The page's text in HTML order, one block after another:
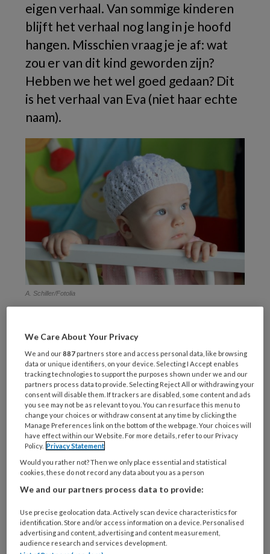
eigen verhaal. Van sommige kinderen
blijft het verhaal nog lang in je hoofd
hangen. Misschien vraag je je af: wat
zou er van dit kind geworden zijn?
Hebben we het wel goed gedaan? Dit
is het verhaal van Eva (niet haar echte
naam).
A. Schiller/Fotolia
REGISTREREN
Wil je dit artikel lezen?
Maak gratis een account aan en lees 2
artikelen gratis per maand
Al een account of abonnement?Log dan in
Wat
is
je
e-
We Care About Your Privacy
We and our887 partners store and access personal data, like browsing
data or unique identifiers, on your device. Selecting I Accept enables
tracking technologies to support the purposes shown under we and our
partners process data to provide. Selecting Reject All or withdrawing your
consent will disable them. If trackers are disabled, some content and ads
you see may not be as relevant to you. You can resurface this menu to
change your choices or withdraw consent at any time by clicking the
Manage Preferences link on the bottom of the webpage. Your choices will
have effect within our Website. For more details, refer to our Privacy
Policy. Privacy Statement
Would you rather not? Then we only place essential and statistical
cookies, these do not record any data about you as a person
We and our partners process data to provide:
Use precise geolocation data. Actively scan device characteristics for
identification. Store and/or access information on a device. Personalised
advertising and content, advertising and content measurement,
audience research and services development.